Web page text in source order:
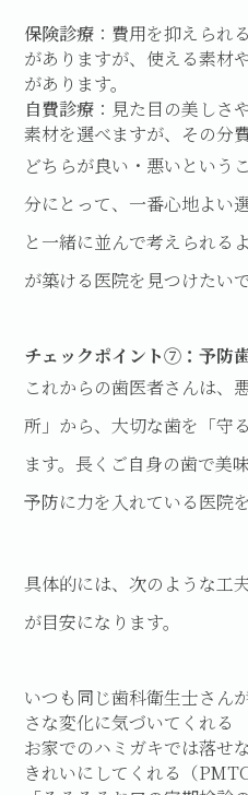
保険診療 ：費用を抑えられ
がありますが、使える素材
があります。
自費診療 ：見た目の美しさ
素材を選べますが、その分
どちらが良い・悪いという
分にとって、一番心地よい
と一緒に並んで考えられる
が築ける医院を見つけたいで
チェックポイント⑦：予防
これからの歯医者さんは、
所」から、大切な歯を「守
ます。長くご自身の歯で美
予防に力を入れている医院
具体的には、次のような工
が目安になります。
いつも同じ歯科衛生士さん
さな変化に気づいてくれる
お家でのハミガキでは落せ
きれいにしてくれる（PMTC